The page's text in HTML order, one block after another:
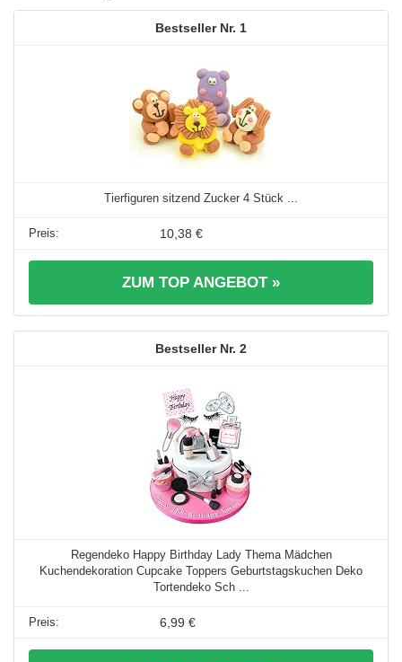
1
Tierfiguren sitzend Zucker 4 Stück ...
10,38 €
ZUM TOP ANGEBOT »
2
Regendeko Happy Birthday Lady Thema Mädchen
Kuchendekoration Cupcake Toppers Geburtstagskuchen Deko
Tortendeko Sch ...
6,99 €